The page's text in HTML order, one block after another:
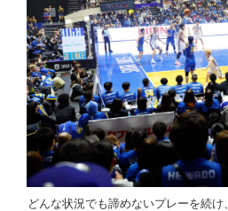
どんな状況でも諦めないプレーを続